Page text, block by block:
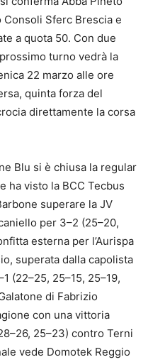
Sferc Brescia e
a quota 50. Con due
turno vedrà la
22 marzo alle ore
quinta forza del
direttamente la corsa
Blu si è chiusa la regular
ha visto la BCC Tecbus
superare la JV
per 3–2 (25–20,
esterna per l’Aurispa
superata dalla capolista
(22–25, 25–15, 25–19,
di Fabrizio
con una vittoria
25–23) contro Terni
vede Domotek Reggio